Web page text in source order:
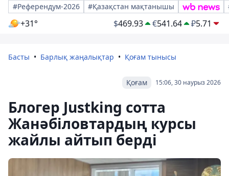
#Референдум-2026
#Қазақстан мақтанышы
+31° $469.93 €541.64 ₽5.71
Басты Барлық жаңалықтар Қоғам тынысы
15:06, 30 наурыз 2026
Қоғам
Блогер Justking сотта
Жанәбіловтардың курсы
жайлы айтып берді